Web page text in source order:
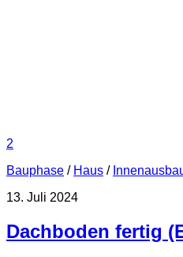
2
Bauphase / Haus /
13. Juli 2024
Dachboden fertig